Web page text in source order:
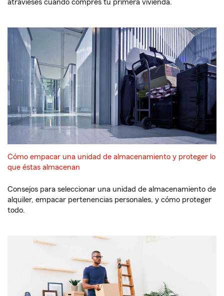
atravieses cuando compres tu primera vivienda.
Cómo empacar una unidad de almacenamiento y proteger lo
que éstas almacenan
Consejos para seleccionar una unidad de almacenamiento de
alquiler, empacar pertenencias personales, y cómo proteger
todo.